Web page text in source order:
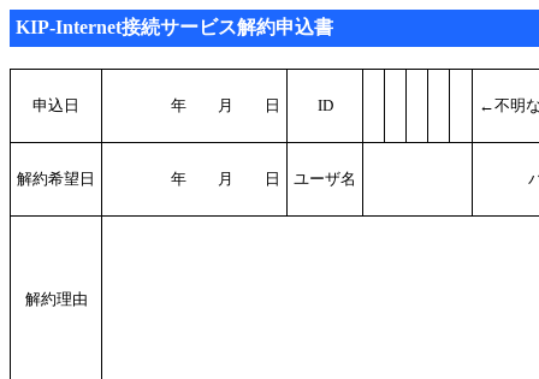
KIP-Internet接続サービス解約申込書
申込日 年 月 日 ID ←不明
解約希望日 年 月 日 ユーザ名
解約理由